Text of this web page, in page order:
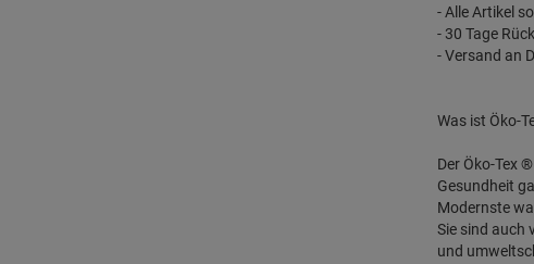
- Alle Artikel
- 30 Tage
- Versand an
Was ist Öko-
Der Öko-Tex
Gesundheit
Modernste
Sie sind auch
und